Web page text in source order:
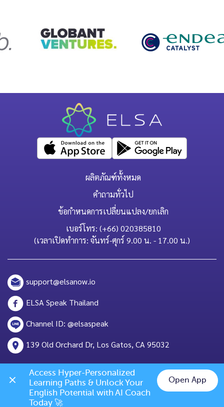
ผลิตภัณฑ์ทั้งหมด
คำถามทั่วไป
ข้อกำหนดการเปลี่ยนแปลง/ยกเลิก
เบอร์โทร: (+66) 020385810
(เวลาเปิดทำการ: จันทร์-ศุกร์ 9.00 น. - 17.00 น.)
support@elsanow.io
ELSA Speak Thailand
Channel ID: @elsaspeak
139 Old Orchard Dr, Los Gatos, CA 95032
Chat on LINE
Access Hyper-Personalized
Learning Paths & Unlock Your
English Potential with AI Coach
Today 🚀
Open App